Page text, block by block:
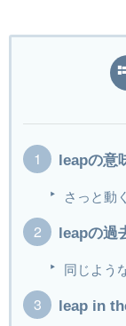
leapの意
さっと動く
leapの過
同じよう
leap in